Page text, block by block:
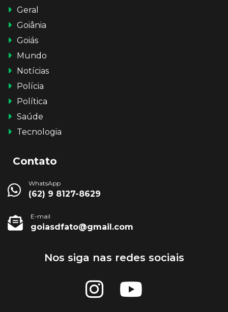
Geral
Goiânia
Goiás
Mundo
Notícias
Polícia
Política
Saúde
Tecnologia
Contato
WhatsApp
(62) 9 8127-8629
E-mail
goiasdfato@gmail.com
Nos siga nas redes sociais